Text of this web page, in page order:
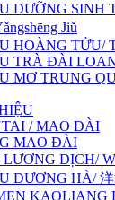
DƯỠNG SINH
Jiǔ
HOÀNG TỬU/
TRÀ ĐÀI
MƠ TRUNG
/ MAO ĐÀI
MAO ĐÀI
LƯƠNG DỊCH/
DƯƠNG HÀ/
KAOLIANG